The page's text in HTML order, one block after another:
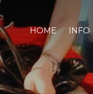
HOME INFO